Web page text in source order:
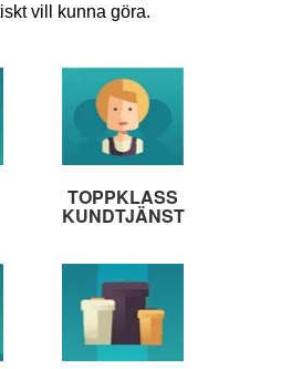
vill kunna göra.
TOPPKLASS
KUNDTJÄNST